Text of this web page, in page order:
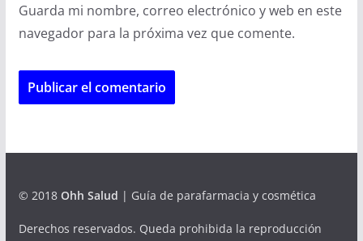
Guarda mi nombre, correo electrónico y web en este
navegador para la próxima vez que comente.
© 2018 Ohh Salud | Guía de parafarmacia y cosmética
Derechos reservados. Queda prohibida la reproducción